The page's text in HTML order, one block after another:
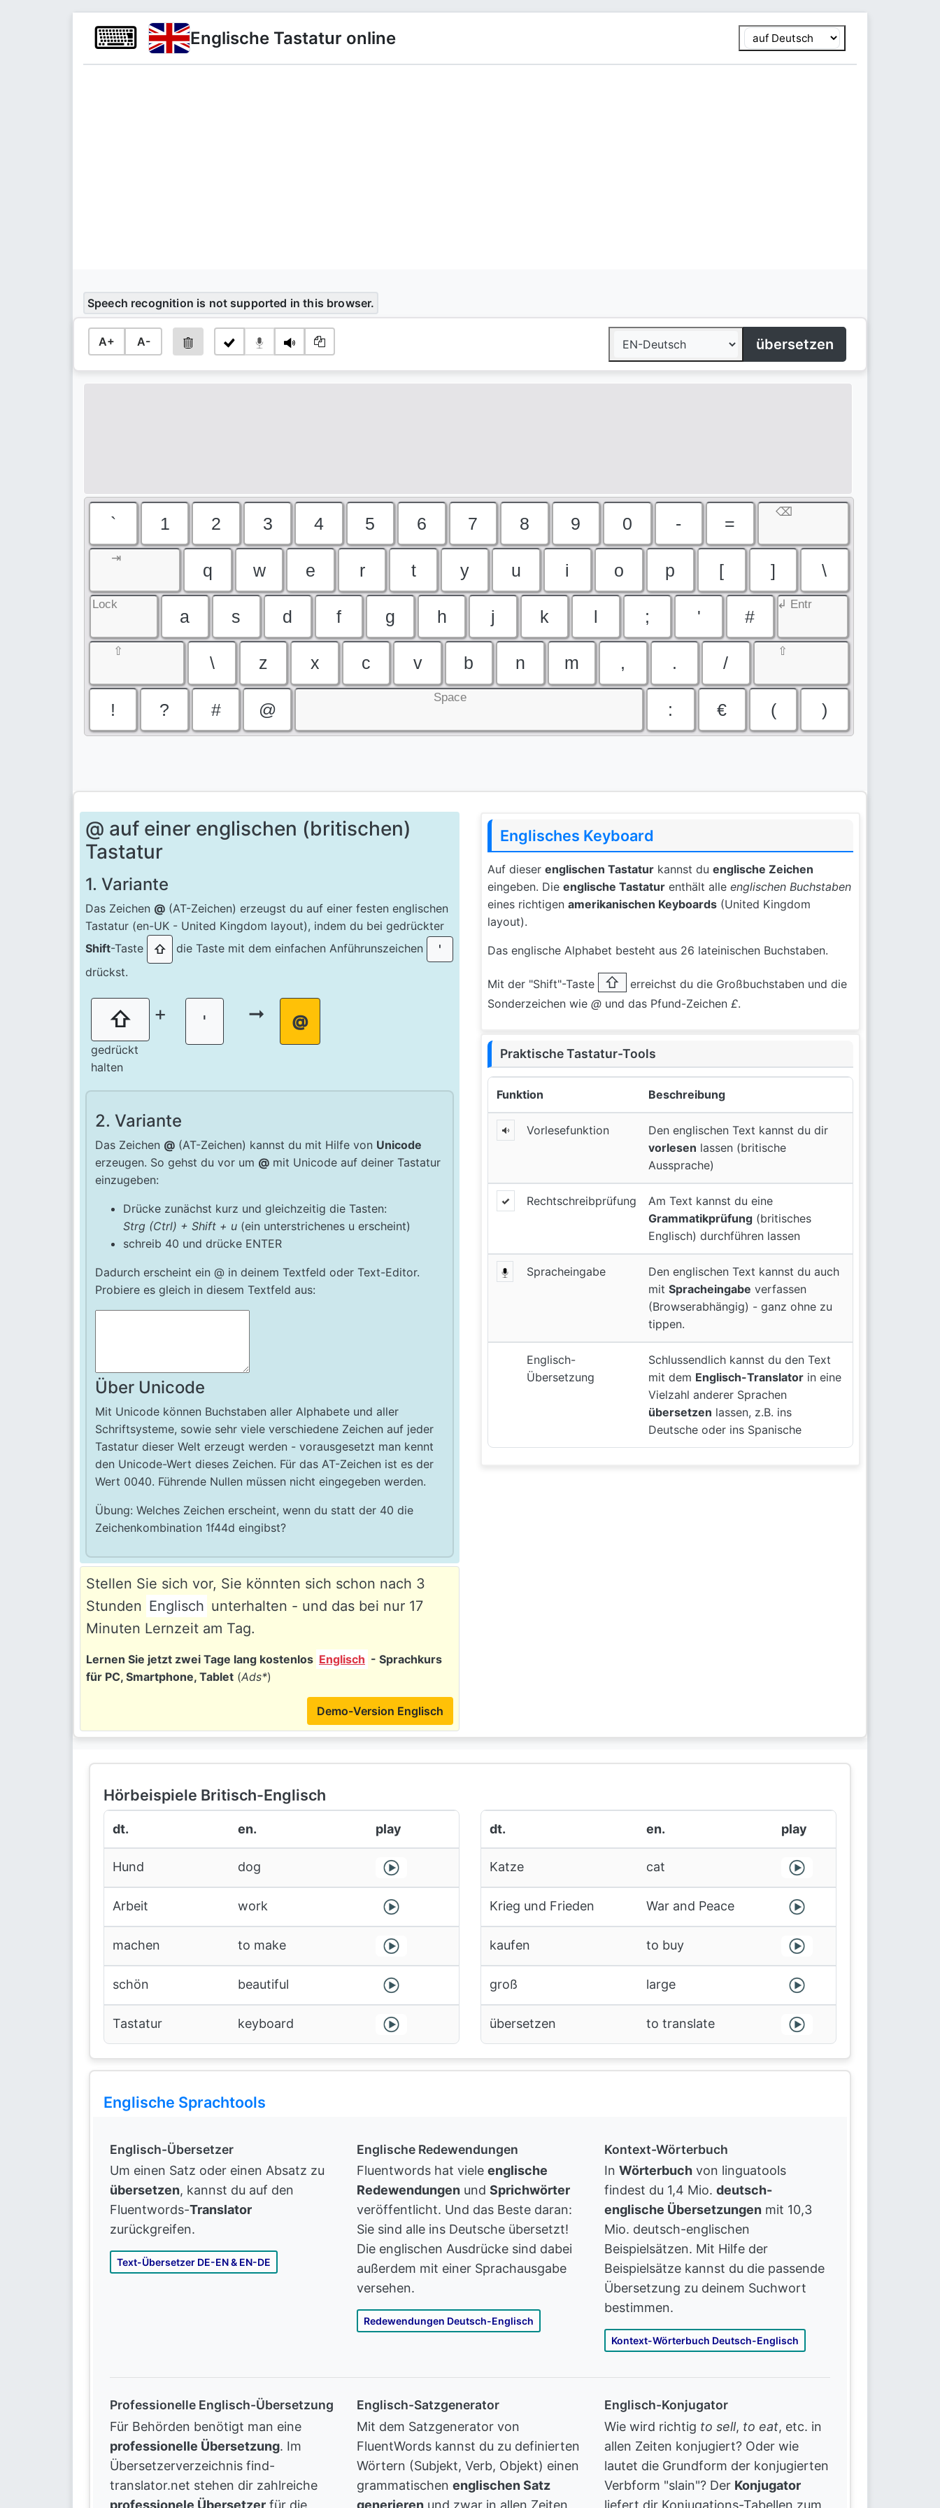
⌨ Englische Tastatur online
Speech recognition is not supported in this browser.
A+ A- übersetzen
` 1 2 3 4 5 6 7 8 9 0 - =
⌫
⇥
q w e r t y u i o p [ ] \
Lock
a s d f g h j k l ; ' #
↲ Entr
⇧
\ z x c v b n m , . /
⇧
! ? # @
Space
: € ( )
@ auf einer englischen (britischen)
Tastatur
1. Variante
Das Zeichen @ (AT-Zeichen) erzeugst du auf einer festen englischen
Tastatur (en-UK - United Kingdom layout), indem du bei gedrückter
Shift-Taste ⇧ die Taste mit dem einfachen Anführunszeichen '
drückst.
⇧
gedrückt
halten
+ ' ➞ @
2. Variante
Das Zeichen @ (AT-Zeichen) kannst du mit Hilfe von Unicode
erzeugen. So gehst du vor um @ mit Unicode auf deiner Tastatur
einzugeben:
Drücke zunächst kurz und gleichzeitig die Tasten:
Strg (Ctrl) + Shift + u (ein unterstrichenes u erscheint)
schreib 40 und drücke ENTER
Dadurch erscheint ein @ in deinem Textfeld oder Text-Editor.
Probiere es gleich in diesem Textfeld aus:
Über Unicode
Mit Unicode können Buchstaben aller Alphabete und aller
Schriftsysteme, sowie sehr viele verschiedene Zeichen auf jeder
Tastatur dieser Welt erzeugt werden - vorausgesetzt man kennt
den Unicode-Wert dieses Zeichen. Für das AT-Zeichen ist es der
Wert 0040. Führende Nullen müssen nicht eingegeben werden.
Übung: Welches Zeichen erscheint, wenn du statt der 40 die
Zeichenkombination 1f44d eingibst?
Stellen Sie sich vor, Sie könnten sich schon nach 3
Stunden Englisch unterhalten - und das bei nur 17
Minuten Lernzeit am Tag.
Lernen Sie jetzt zwei Tage lang kostenlos Englisch - Sprachkurs
für PC, Smartphone, Tablet (Ads*)
Demo-Version Englisch
Englisches Keyboard
Auf dieser englischen Tastatur kannst du englische Zeichen
eingeben. Die englische Tastatur enthält alle englischen Buchstaben
eines richtigen amerikanischen Keyboards (United Kingdom
layout).
Das englische Alphabet besteht aus 26 lateinischen Buchstaben.
Mit der "Shift"-Taste ⇧
erreichst du die Großbuchstaben und die
Sonderzeichen wie @ und das Pfund-Zeichen £.
Praktische Tastatur-Tools
Funktion Beschreibung
Vorlesefunktion
Den englischen Text kannst du dir
vorlesen lassen (britische
Aussprache)
Rechtschreibprüfung
Am Text kannst du eine
Grammatikprüfung (britisches
Englisch) durchführen lassen
Spracheingabe
Den englischen Text kannst du auch
mitSpracheingabe verfassen
(Browserabhängig) - ganz ohne zu
tippen.
Englisch-
Übersetzung
Schlussendlich kannst du den Text
mit dem Englisch-Translator in eine
Vielzahl anderer Sprachen
übersetzen lassen, z.B. ins
Deutsche oder ins Spanische
Hörbeispiele Britisch-Englisch
dt. en. play
Hund dog
Arbeit work
machen to make
schön beautiful
Tastatur keyboard
dt. en. play
Katze cat
Krieg und Frieden War and Peace
kaufen to buy
groß large
übersetzen to translate
Englische Sprachtools
Englisch-Übersetzer
Um einen Satz oder einen Absatz zu
übersetzen, kannst du auf den
Fluentwords-Translator
zurückgreifen.
Text-Übersetzer DE-EN & EN-DE
Englische Redewendungen
Fluentwords hat vieleenglische
Redewendungen undSprichwörter
veröffentlicht. Und das Beste daran:
Sie sind alle ins Deutsche übersetzt!
Die englischen Ausdrücke sind dabei
außerdem mit einer Sprachausgabe
versehen.
Redewendungen Deutsch-Englisch
Kontext-Wörterbuch
In Wörterbuchvon linguatools
findest du 1,4 Mio. deutsch-
englische Übersetzungenmit 10,3
Mio. deutsch-englischen
Beispielsätzen. Mit Hilfe der
Beispielsätze kannst du die passende
Übersetzung zu deinem Suchwort
bestimmen.
Kontext-Wörterbuch Deutsch-Englisch
Professionelle Englisch-Übersetzung
Für Behörden benötigt man eine
professionelle Übersetzung. Im
Übersetzerverzeichnis find-
translator.net stehen dir zahlreiche
professionele Übersetzer für die
Englisch-Satzgenerator
Mit dem Satzgenerator von
FluentWords kannst du zu definierten
Wörtern (Subjekt, Verb, Objekt) einen
grammatischenenglischen Satz
generieren und zwar in allen Zeiten
Englisch-Konjugator
Wie wird richtig to sell, to eat, etc. in
allen Zeiten konjugiert? Oder wie
lautet die Grundform der konjugierten
Verbform "slain"? Der Konjugator
liefert dir Konjugations-Tabellen zum